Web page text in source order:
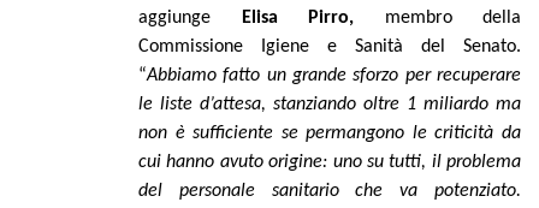
aggiunge
Elisa Pirro, membro della
Commissione Igiene e Sanità del Senato.
“Abbiamo fatto un grande sforzo per recuperare
le liste d’attesa, stanziando oltre 1 miliardo ma
non è sufficiente se permangono le criticità da
cui hanno avuto origine: uno su tutti, il problema
del personale sanitario che va potenziato.